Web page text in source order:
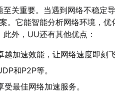
关重要。当遇到网络不稳定
。它能智能分析网络环境，优
外，UU还有其他优点：
越加速效能，让网络速度即刻
和P2P等。
最佳网络加速服务。